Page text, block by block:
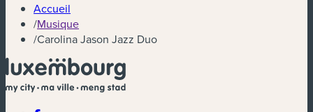
Accueil
/Musique
/Carolina Jason Jazz Duo